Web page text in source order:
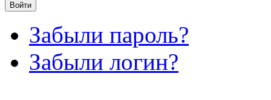
Войти
Забыли пароль?
Забыли логин?